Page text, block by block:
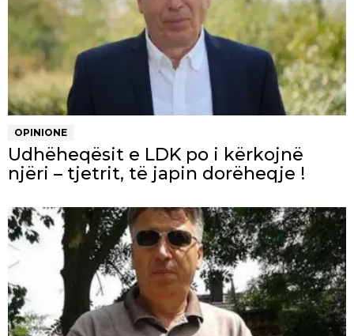
OPINIONE
Udhëheqësit e LDK po i kërkojnë
njëri – tjetrit, të japin dorëheqje !